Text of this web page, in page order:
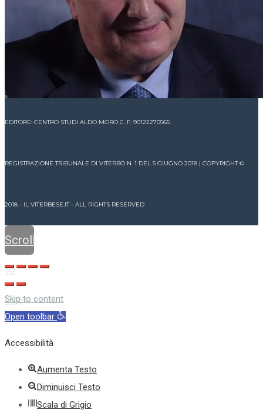
EDITORE: CENTRO STUDI ALDO MORO C. F. 90122270565
REGISTRAZIONE TRIBUNALE DI VITERBO N. 1 DEL 5 GIUGNO 2018 | COPYRIGHT ©
2018 - IL VITERBESE.IT - ALL RIGHTS RESERVED
Scroll
to
top
Skip to content
Open toolbar
Accessibilità
Aumenta Testo
Diminuisci Testo
Scala di Grigio